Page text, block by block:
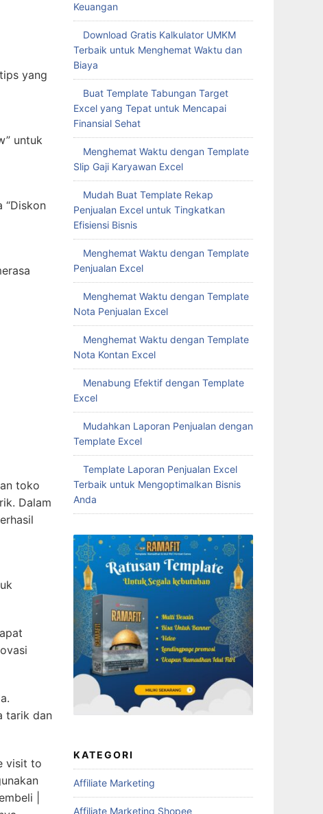
yang
untuk
“Diskon
toko
Dalam
tarik dan
visit to
|
Keuangan
Download Gratis Kalkulator UMKM
Terbaik untuk Menghemat Waktu dan
Biaya
Buat Template Tabungan Target
Excel yang Tepat untuk Mencapai
Finansial Sehat
Menghemat Waktu dengan Template
Slip Gaji Karyawan Excel
Mudah Buat Template Rekap
Penjualan Excel untuk Tingkatkan
Efisiensi Bisnis
Menghemat Waktu dengan Template
Penjualan Excel
Menghemat Waktu dengan Template
Nota Penjualan Excel
Menghemat Waktu dengan Template
Nota Kontan Excel
Menabung Efektif dengan Template
Excel
Mudahkan Laporan Penjualan dengan
Template Excel
Template Laporan Penjualan Excel
Terbaik untuk Mengoptimalkan Bisnis
Anda
KATEGORI
Affiliate Marketing
Affiliate Marketing Shopee